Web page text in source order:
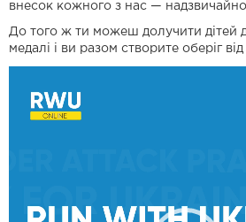
внесок кожного з нас —
До того ж ти можеш долучити дітей
медалі і ви разом створите оберіг від